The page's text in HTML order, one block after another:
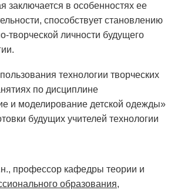
заключается в особенностях ее
способствует становлению
творческой личности будущего
технологии творческих
по дисциплине
и моделирование детской одежды»
будущих учителей технологии
профессор кафедры теории и
образования,